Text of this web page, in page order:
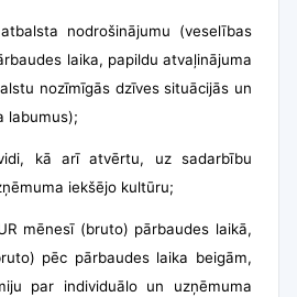
nodrošinājumu (veselības
laika, papildu atvaļinājuma
nozīmīgās dzīves situācijās un
labumus);
kā arī atvērtu, uz sadarbību
iekšējo kultūru;
mēnesī (bruto) pārbaudes laikā,
pēc pārbaudes laika beigām,
par individuālo un uzņēmuma